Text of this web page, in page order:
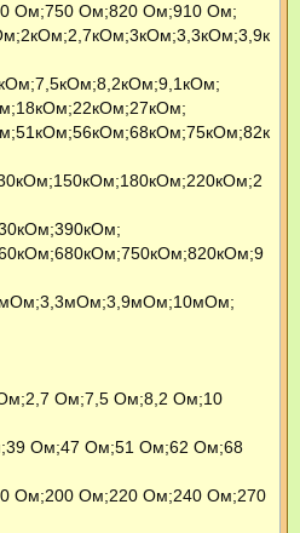
Ом;750 Ом;820 Ом;910 Ом;
Ом;7,5 Ом;8,2 Ом;10
Ом;47 Ом;51 Ом;62 Ом;68
Ом;200 Ом;220 Ом;240 Ом;270